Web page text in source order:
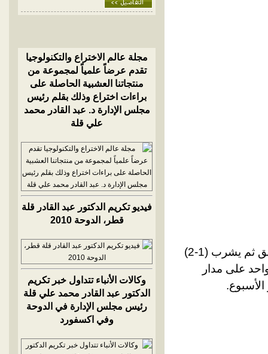
نضع ظرف سيللوزي في كأس ماء (200 مل) ويترك مدة عشر دقائق ثم يشرب (1-2)
على مدار
مجلة عالم الاختراع والتكنولوجيا
تقدم عرضاً علمياً لمجموعة من
منتجاتنا العشبية الحاصلة على
براءات اختراع وذلك بقلم رئيس
مجلس الإدارة د. عبد القادر محمد
علي قلة
فيديو تكريم الدكتور عبد القادر قلة
قطر، الدوحة 2010
وكالات الأنباء تتداول خبر تكريم
الدكتور عبد القادر محمد علي قلة
رئيس مجلس الإدارة في الدوحة
وفي اكسفورد